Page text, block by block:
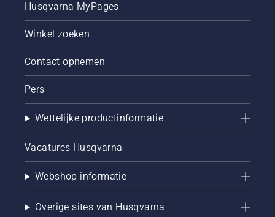
Husqvarna MyPages
Winkel zoeken
Contact opnemen
Pers
Wettelijke productinformatie
Vacatures Husqvarna
Webshop informatie
Overige sites van Husqvarna